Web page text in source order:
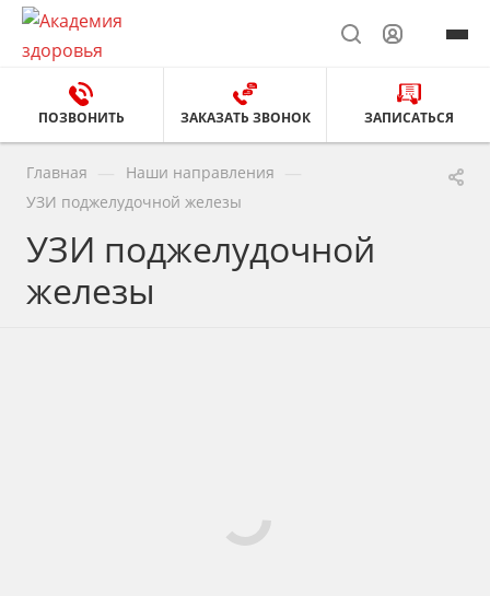
ПОЗВОНИТЬ ЗАКАЗАТЬ ЗВОНОК ЗАПИСАТЬСЯ
Главная Наши направления
УЗИ поджелудочной железы
УЗИ поджелудочной
железы